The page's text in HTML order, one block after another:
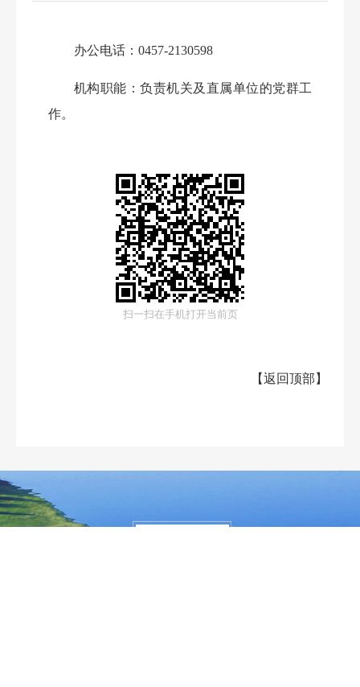
办公电话： 0457-2130598
机构职能：负责机关及直属单位的党群工
作。
扫一扫在手机打开当前页
【返回顶部 】